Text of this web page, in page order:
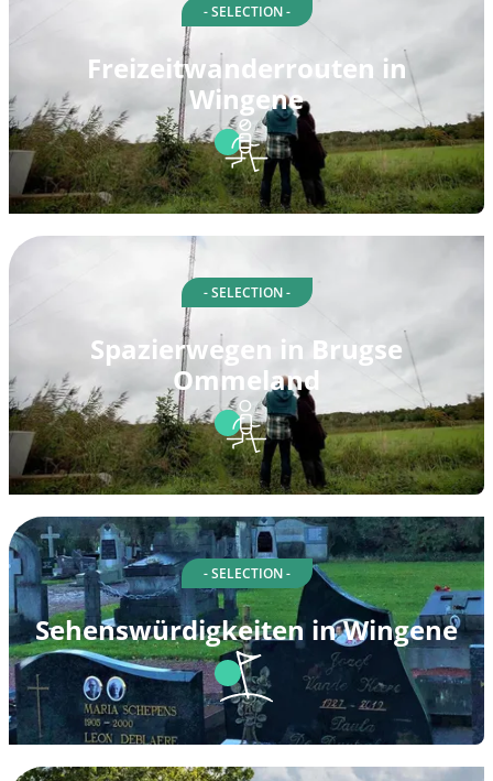
- SELECTION -
Freizeitwanderrouten in
Wingene
- SELECTION -
Spazierwegen in Brugse
Ommeland
- SELECTION -
Sehenswürdigkeiten in Wingene